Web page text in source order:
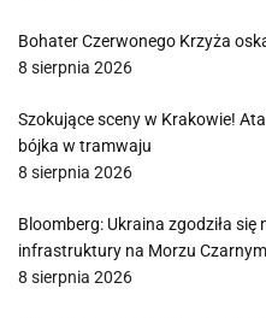
Bohater Czerwonego Krzyża
8 sierpnia 2026
Szokujące sceny w Krakowie!
bójka w tramwaju
8 sierpnia 2026
Bloomberg: Ukraina zgodziła
infrastruktury na Morzu Czarnym
8 sierpnia 2026